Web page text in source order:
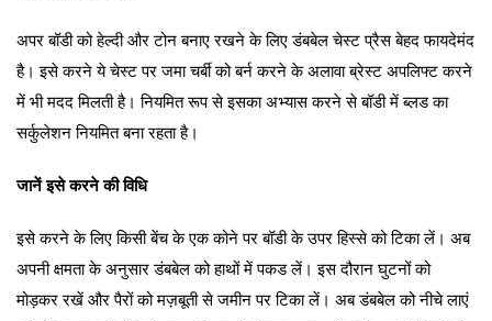
अपर बॉडी को हेल्दी और टोन बनाए रखने के लिए डंबबेल चेस्ट प्रैस बेहद फायदेमंद
है। इसे करने ये चेस्ट पर जमा चर्बी को बर्न करने के अलावा ब्रेस्ट अपलिफ्ट करने
में भी मदद मिलती है। नियमित रूप से इसका अभ्यास करने से बॉडी में ब्लड का
सर्कुलेशन नियमित बना रहता है।
जानें इसे करने की विधि
इसे करने के लिए किसी बेंच के एक कोने पर बॉडी के उपर हिस्से को टिका लें। अब
अपनी क्षमता के अनुसार डंबबेल को हाथों में पकड लें। इस दौरान घुटनों को
मोड़कर रखें और पैरों को मज़बूती से जमीन पर टिका लें। अब डंबबेल को नीचे लाएं